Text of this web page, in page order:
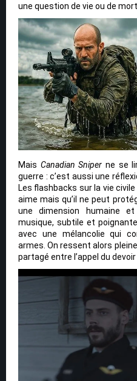
une question de vie ou de mort.
Mais Canadian Sniper ne se
guerre : c’est aussi une
Les flashbacks sur la vie
aime mais qu’il ne peut
une dimension humaine
musique, subtile et
avec une mélancolie qui
armes. On ressent alors
partagé entre l’appel du